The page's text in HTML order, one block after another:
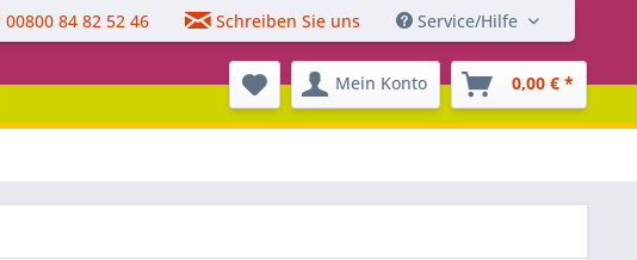
00800 84 82 52 46 Schreiben Sie uns Service/Hilfe
Mein Konto 0,00 € *